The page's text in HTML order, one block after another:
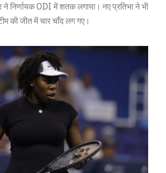
ने निर्णायक ODI में शतक लगाया। नए प्रतिभा ने भी
की जीत में चार चाँद लग गए।